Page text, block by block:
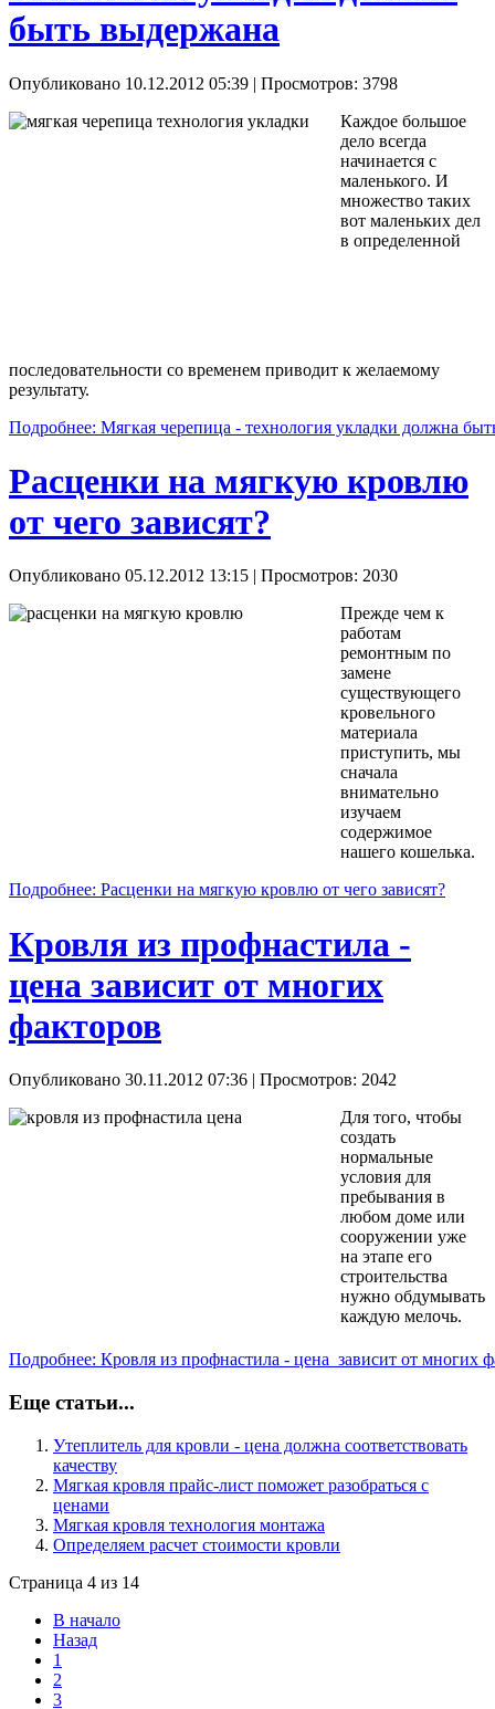
быть выдержана
Опубликовано 10.12.2012 05:39 | Просмотров: 3798
Каждое большое
дело всегда
начинается с
маленького. И
множество таких
вот маленьких дел
в определенной
последовательности со временем приводит к желаемому
результату.
Подробнее: Мягкая черепица - технология укладки должна
Расценки на мягкую кровлю
от чего зависят?
Опубликовано 05.12.2012 13:15 | Просмотров: 2030
Прежде чем к
работам
ремонтным по
замене
существующего
кровельного
материала
приступить, мы
сначала
внимательно
изучаем
содержимое
нашего кошелька.
Подробнее: Расценки на мягкую кровлю от чего зависят?
Кровля из профнастила -
цена зависит от многих
факторов
Опубликовано 30.11.2012 07:36 | Просмотров: 2042
Для того, чтобы
создать
нормальные
условия для
пребывания в
любом доме или
сооружении уже
на этапе его
строительства
нужно обдумывать
каждую мелочь.
Подробнее: Кровля из профнастила - цена зависит от многих
Еще статьи...
Утеплитель для кровли - цена должна соответствовать
качеству
Мягкая кровля прайс-лист поможет разобраться с
ценами
Мягкая кровля технология монтажа
Определяем расчет стоимости кровли
Страница 4 из 14
В начало
Назад
1
2
3